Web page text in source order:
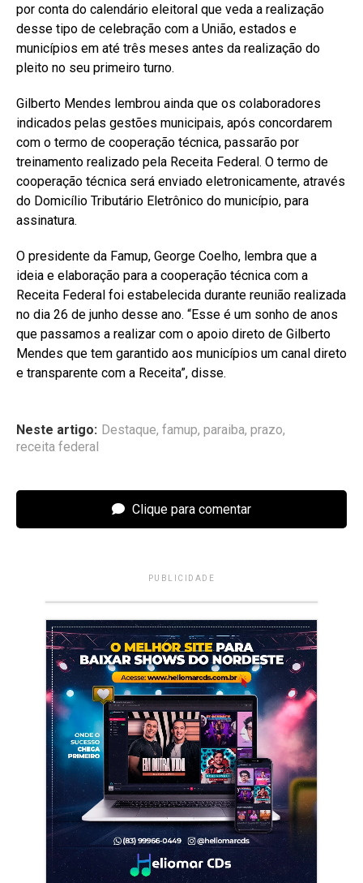
por conta do calendário eleitoral que veda a realização
desse tipo de celebração com a União, estados e
municípios em até três meses antes da realização do
pleito no seu primeiro turno.
Gilberto Mendes lembrou ainda que os colaboradores
indicados pelas gestões municipais, após concordarem
com o termo de cooperação técnica, passarão por
treinamento realizado pela Receita Federal. O termo de
cooperação técnica será enviado eletronicamente, através
do Domicílio Tributário Eletrônico do município, para
assinatura.
O presidente da Famup, George Coelho, lembra que a
ideia e elaboração para a cooperação técnica com a
Receita Federal foi estabelecida durante reunião realizada
no dia 26 de junho desse ano. “Esse é um sonho de anos
que passamos a realizar com o apoio direto de Gilberto
Mendes que tem garantido aos municípios um canal direto
e transparente com a Receita”, disse.
Neste artigo: Destaque, famup, paraiba, prazo,
receita federal
Clique para comentar
PUBLICIDADE